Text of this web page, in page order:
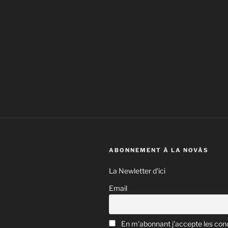
ABONNEMENT À LA NOVÀS
La Newletter d'ici
Email
En m'abonnant j'accepte les